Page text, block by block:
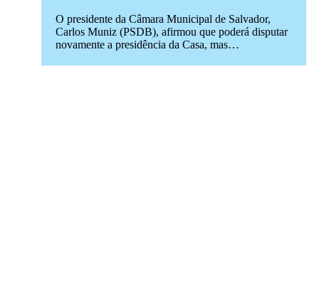
O presidente da Câmara Municipal de Salvador,
Carlos Muniz (PSDB), afirmou que poderá disputar
novamente a presidência da Casa, mas…